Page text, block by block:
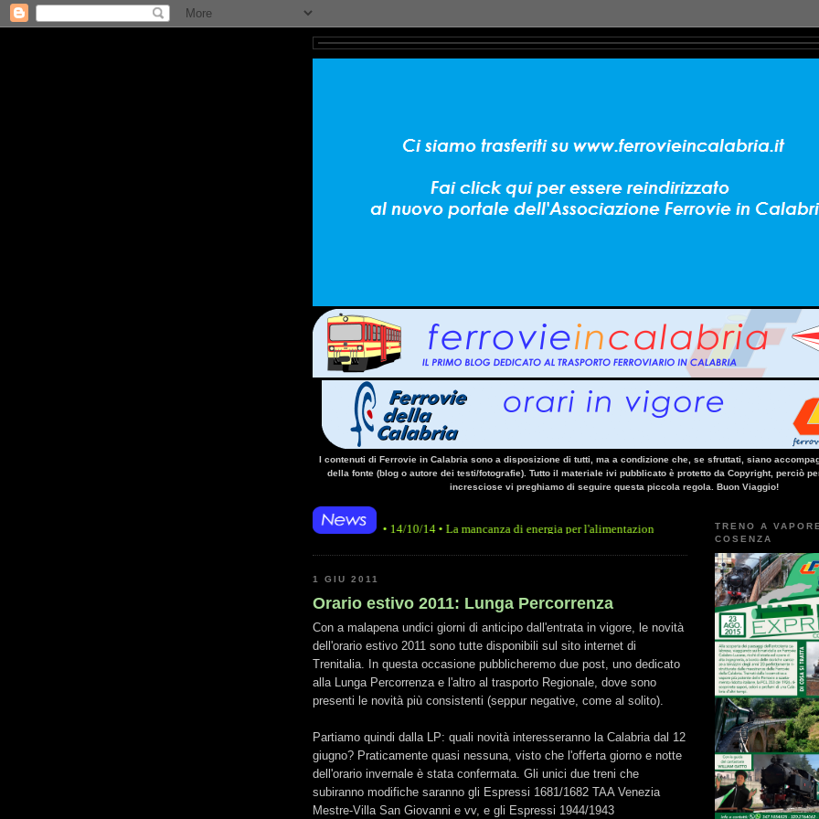
I contenuti di Ferrovie in Calabria sono a disposizione di tutti, ma a condizione che, se sfruttati, siano
della fonte (blog o autore dei testi/fotografie). Tutto il materiale ivi pubblicato è protetto da Copyright, perciò
incresciose vi preghiamo di seguire questa piccola regola. Buon Viaggio!
• 14/10/14 • La mancanza di energia per l'alimentazione elettrica, sulla linea Paola - Cosenza,
1 GIU 2011
Orario estivo 2011: Lunga Percorrenza
Con a malapena undici giorni di anticipo dall'entrata in vigore, le novità
dell'orario estivo 2011 sono tutte disponibili sul sito internet di
Trenitalia. In questa occasione pubblicheremo due post, uno dedicato
alla Lunga Percorrenza e l'altro al trasporto Regionale, dove sono
presenti le novità più consistenti (seppur negative, come al solito).
Partiamo quindi dalla LP: quali novità interesseranno la Calabria dal 12
giugno? Praticamente quasi nessuna, visto che l'offerta giorno e notte
dell'orario invernale è stata confermata. Gli unici due treni che
subiranno modifiche saranno gli Espressi 1681/1682 TAA Venezia
Mestre-Villa San Giovanni e vv, e gli Espressi 1944/1943
TRENO A
COSENZA